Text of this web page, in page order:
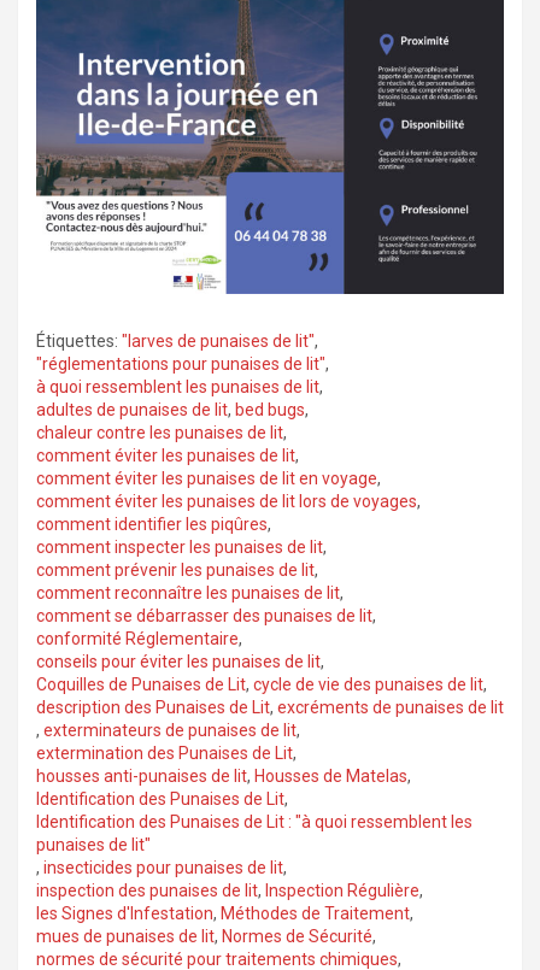
Étiquettes: "larves de punaises de lit",
"réglementations pour punaises de lit",
à quoi ressemblent les punaises de lit,
adultes de punaises de lit, bed bugs,
chaleur contre les punaises de lit,
comment éviter les punaises de lit,
comment éviter les punaises de lit en voyage,
comment éviter les punaises de lit lors de voyages,
comment identifier les piqûres,
comment inspecter les punaises de lit,
comment prévenir les punaises de lit,
comment reconnaître les punaises de lit,
comment se débarrasser des punaises de lit,
conformité Réglementaire,
conseils pour éviter les punaises de lit,
Coquilles de Punaises de Lit, cycle de vie des punaises de lit,
description des Punaises de Lit, excréments de punaises de lit
, exterminateurs de punaises de lit,
extermination des Punaises de Lit,
housses anti-punaises de lit, Housses de Matelas,
Identification des Punaises de Lit,
Identification des Punaises de Lit : "à quoi ressemblent les
punaises de lit"
, insecticides pour punaises de lit,
inspection des punaises de lit, Inspection Régulière,
les Signes d'Infestation, Méthodes de Traitement,
mues de punaises de lit, Normes de Sécurité,
normes de sécurité pour traitements chimiques,